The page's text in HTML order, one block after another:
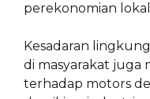
perekonomian
Kesadaran
di masyarakat juga
terhadap motors